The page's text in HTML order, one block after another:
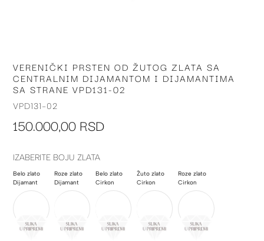
Skip
to
the
beginning
the
VERENIČKI PRSTEN OD ŽUTOG ZLATA SA
CENTRALNIM DIJAMANTOM I DIJAMANTIMA
SA STRANE VPD131-02
VPD131-02
150.000,00 RSD
IZABERITE BOJU ZLATA
Belo zlato
Dijamant
Roze zlato
Dijamant
Belo zlato
Cirkon
Žuto zlato
Cirkon
Roze zlato
Cirkon